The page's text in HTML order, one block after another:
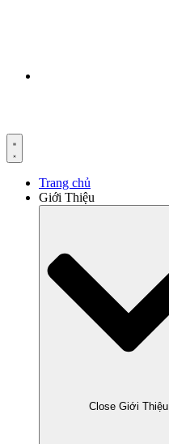
Trang chủ
Giới Thiệu
Close Giới Thiệu